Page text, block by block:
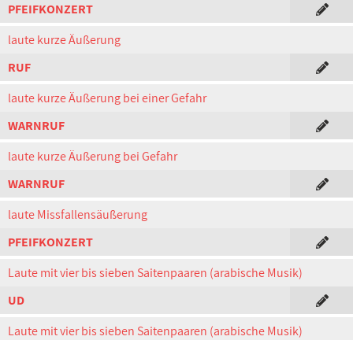
PFEIFKONZERT
laute kurze Äußerung
RUF
laute kurze Äußerung bei einer Gefahr
WARNRUF
laute kurze Äußerung bei Gefahr
WARNRUF
laute Missfallensäußerung
PFEIFKONZERT
Laute mit vier bis sieben Saitenpaaren (arabische Musik)
UD
Laute mit vier bis sieben Saitenpaaren (arabische Musik)